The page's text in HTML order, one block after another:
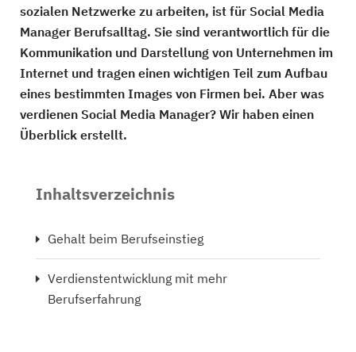
sozialen Netzwerke zu arbeiten, ist für Social Media
Manager Berufsalltag. Sie sind verantwortlich für die
Kommunikation und Darstellung von Unternehmen im
Internet und tragen einen wichtigen Teil zum Aufbau
eines bestimmten Images von Firmen bei. Aber was
verdienen Social Media Manager? Wir haben einen
Überblick erstellt.
Inhaltsverzeichnis
Gehalt beim Berufseinstieg
Verdienstentwicklung mit mehr
Berufserfahrung